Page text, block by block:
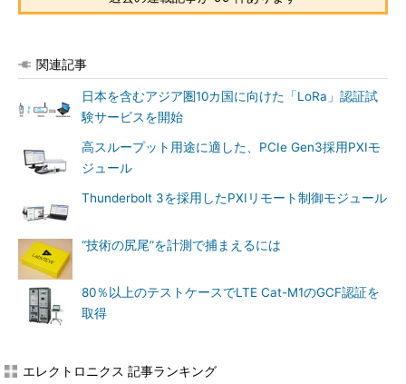
関連記事
日本を含むアジア圏10カ国に向けた「LoRa」認証試
験サービスを開始
高スループット用途に適した、PCIe Gen3採用PXIモ
ジュール
Thunderbolt 3を採用したPXIリモート制御モジュール
“技術の尻尾”を計測で捕まえるには
80％以上のテストケースでLTE Cat-M1のGCF認証を
取得
エレクトロニクス 記事ランキング